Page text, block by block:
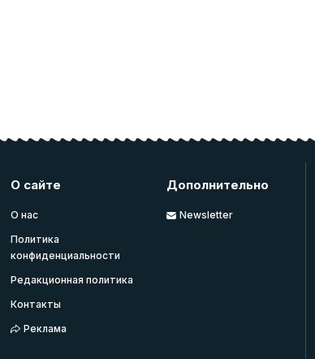
О сайте
О нас
Политика
конфиденциальности
Редакционная политика
Контакты
Реклама
Дополнительно
Newsletter